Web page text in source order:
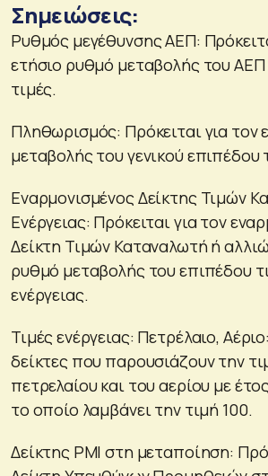
Σημειώσεις:
Ρυθμός μεγέθυνσης ΑΕΠ:
ετήσιο ρυθμό μεταβολής του
τιμές.
Πληθωρισμός: Πρόκειται για τον
μεταβολής του γενικού επιπέδου
Εναρμονισμένος Δείκτης Τιμών
Ενέργειας: Πρόκειται για τον
Δείκτη Τιμών Καταναλωτή ή
ρυθμό μεταβολής του επιπέδου
ενέργειας.
Τιμές ενέργειας: Πετρέλαιο,
δείκτες που παρουσιάζουν την
πετρελαίου και του αερίου με
το οποίο λαμβάνει την τιμή 100.
Δείκτης PMI στη μεταποίηση: